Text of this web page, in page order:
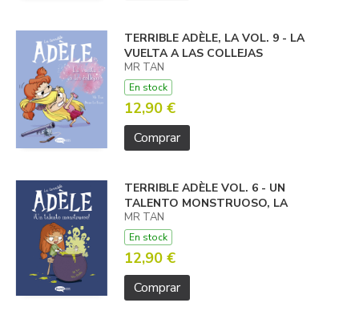
TERRIBLE ADÈLE, LA VOL. 9 - LA
VUELTA A LAS COLLEJAS
MR TAN
En stock
12,90 €
Comprar
TERRIBLE ADÈLE VOL. 6 - UN
TALENTO MONSTRUOSO, LA
MR TAN
En stock
12,90 €
Comprar